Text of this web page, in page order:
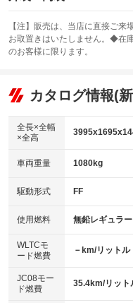
：装備なし
サンルーフ
：装備なし
リフトアップ
：装備なし
：装備なし
パワーウィンドウ
アイドリングストップ
：装備あり
USB入力端子
：装備なし
100V電源
：装備なし
センターデフロック
：装備なし
電動格納ミラー
：装備あり
カーナビ：SDナビ
：装備あり
TV：ワンセグ
：装備あり
ビジュアル
：装備なし
アルミホイール：15インチ
：装備あり
HID(キセノンライト)
バックカメラ
エアロ
：装備なし
ローダウン
：装備なし
【注】販売は、当店に直接ご
お取置きはいたしません。◆在
のお客様に限ります。
カタログ情報(
全長×全幅
×全高
車両重量 1080kg
駆動形式 FF
使用燃料 無鉛レギュラ
WLTCモ
ード燃費
－km/リットル
JC08モー
ド燃費
35.4km/リット